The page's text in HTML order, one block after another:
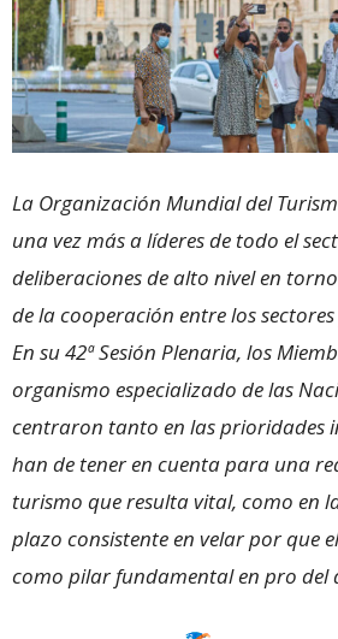
La Organización Mundial del
una vez más a líderes de todo el
deliberaciones de alto nivel en
de la cooperación entre los
En su 42ª Sesión Plenaria, los
organismo especializado de las
centraron tanto en las prioridades
han de tener en cuenta para una
turismo que resulta vital, como en
plazo consistente en velar por que
como pilar fundamental en pro del